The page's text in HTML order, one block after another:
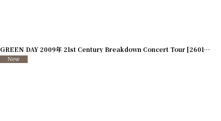
GREEN DAY 2009年 21st Century Breakdown Concert Tour [260107-20